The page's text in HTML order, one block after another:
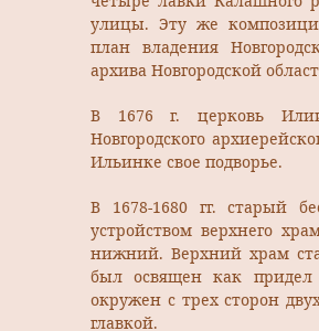
улицы. Эту же
план владения
архива Новгородской
В 1676 г. церковь
Новгородского
Ильинке свое подворье.
В 1678-1680 гг. старый
устройством верхнего
нижний. Верхний храм
был освящен как
окружен с трех сторон
главкой.